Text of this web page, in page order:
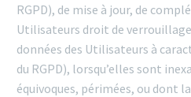
RGPD), de mise à jour, de
Utilisateurs droit de verrouillage
données des Utilisateurs à
du RGPD), lorsqu’elles sont
équivoques, périmées, ou dont